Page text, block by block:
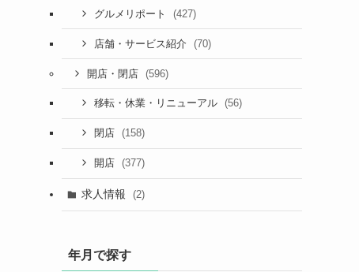
グルメリポート (427)
店舗・サービス紹介 (70)
開店・閉店 (596)
移転・休業・リニューアル (56)
閉店 (158)
開店 (377)
求人情報 (2)
年月で探す